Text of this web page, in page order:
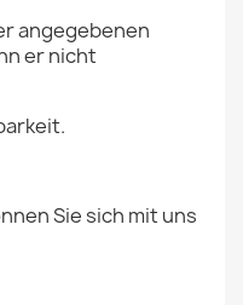
angegebenen
er nicht
Sie sich mit uns